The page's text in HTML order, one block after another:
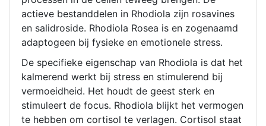
actieve bestanddelen in Rhodiola zijn rosavines
en salidroside. Rhodiola Rosea is en zogenaamd
adaptogeen bij fysieke en emotionele stress.
De specifieke eigenschap van Rhodiola is dat het
kalmerend werkt bij stress en stimulerend bij
vermoeidheid. Het houdt de geest sterk en
stimuleert de focus. Rhodiola blijkt het vermogen
te hebben om cortisol te verlagen. Cortisol staat